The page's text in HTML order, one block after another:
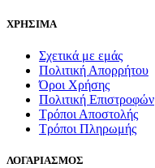
ΧΡΗΣΙΜΑ
Σχετικά με εμάς
Πολιτική Απορρήτου
Όροι Χρήσης
Πολιτική Επιστροφών
Τρόποι Αποστολής
Τρόποι Πληρωμής
ΛΟΓΑΡΙΑΣΜΟΣ